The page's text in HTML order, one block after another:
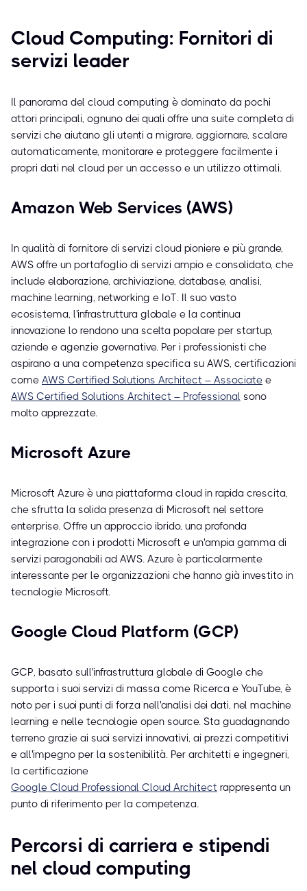
Cloud Computing: Fornitori di
servizi leader
Il panorama del cloud computing è dominato da pochi
attori principali, ognuno dei quali offre una suite completa di
servizi che aiutano gli utenti a migrare, aggiornare, scalare
automaticamente, monitorare e proteggere facilmente i
propri dati nel cloud per un accesso e un utilizzo ottimali.
Amazon Web Services (AWS)
In qualità di fornitore di servizi cloud pioniere e più grande,
AWS offre un portafoglio di servizi ampio e consolidato, che
include elaborazione, archiviazione, database, analisi,
machine learning, networking e IoT. Il suo vasto
ecosistema, l'infrastruttura globale e la continua
innovazione lo rendono una scelta popolare per startup,
aziende e agenzie governative. Per i professionisti che
aspirano a una competenza specifica su AWS, certificazioni
come AWS Certified Solutions Architect – Associate e
AWS Certified Solutions Architect – Professional sono
molto apprezzate.
Microsoft Azure
Microsoft Azure è una piattaforma cloud in rapida crescita,
che sfrutta la solida presenza di Microsoft nel settore
enterprise. Offre un approccio ibrido, una profonda
integrazione con i prodotti Microsoft e un'ampia gamma di
servizi paragonabili ad AWS. Azure è particolarmente
interessante per le organizzazioni che hanno già investito in
tecnologie Microsoft.
Google Cloud Platform (GCP)
GCP, basato sull'infrastruttura globale di Google che
supporta i suoi servizi di massa come Ricerca e YouTube, è
noto per i suoi punti di forza nell'analisi dei dati, nel machine
learning e nelle tecnologie open source. Sta guadagnando
terreno grazie ai suoi servizi innovativi, ai prezzi competitivi
e all'impegno per la sostenibilità. Per architetti e ingegneri,
la certificazione
Google Cloud Professional Cloud Architect rappresenta un
punto di riferimento per la competenza.
Percorsi di carriera e stipendi
nel cloud computing